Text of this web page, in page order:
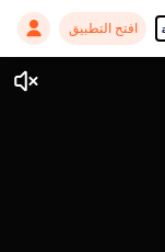
افتح التطبيق